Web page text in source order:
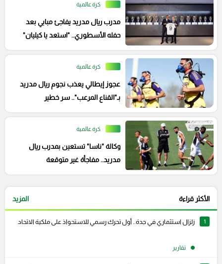
كرة عالمية
مدرب ريال مدريد يفاجئ مبابي بعد
حفله الأسطوري.. "استعد يا كيليان"
كرة عالمية
عجوز إيطالي يعذب نجوم ريال مدريد
بـ"القناع المرعب".. سر خطير
كرة عالمية
وكالة "ناسا" تستعين بمدرب ريال
مدريد.. مفاجأة غير متوقعة
الأكثر قراءة المزيد
1 زلزال استثماري في جدة.. أول تحرك رسمي للاستحواذ على ملكية الاتحاد
تقارير